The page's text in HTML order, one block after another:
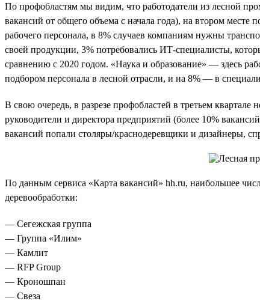
По профобластям мы видим, что работодатели из лесной
вакансий от общего объема с начала года), на втором
рабочего персонала, в 8% случаев компаниям нужны
своей продукции, 3% потребовались ИТ-специалисты,
сравнению с 2020 годом. «Наука и образование» — здесь
подбором персонала в лесной отрасли, и на 8% — в
В свою очередь, в разрезе профобластей в третьем
руководители и директора предприятий (более 10%
вакансий попали столяры/краснодеревщики и дизайнеры,
По данным сервиса «Карта вакансий» hh.ru, наибольшее
деревообработки:
— Сегежская группа
— Группа «Илим»
— Камлит
— RFP Group
— Кроношпан
— Свеза